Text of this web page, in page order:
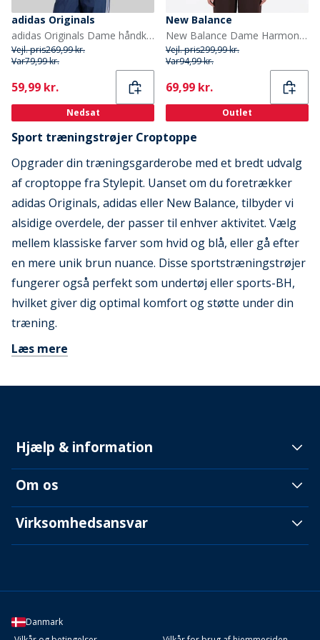
adidas Originals
adidas Originals Dame håndklæde halterneck top Cloud White
Vejl. pris269,99 kr.
Var79,99 kr.
Current
59,99 kr.
Nedsat
New Balance
New Balance Dame Harmony NB Dry Let Støtte BH Top Moonrock
Vejl. pris299,99 kr.
Var94,99 kr.
Current
69,99 kr.
Outlet
Sport træningstrøjer Croptoppe
Opgrader din træningsgarderobe med et bredt udvalg
af croptoppe fra Stylepit. Uanset om du foretrækker
adidas Originals, adidas eller New Balance, tilbyder vi
alsidige overdele, der passer til enhver aktivitet. Vælg
mellem klassiske farver som hvid og blå, eller gå efter
en mere unik brun nuance. Disse sportstræningstrøjer
fungerer også perfekt som undertøj eller sports-BH,
hvilket giver dig optimal komfort og støtte under din
træning.
Læs mere
Hjælp & information
Om os
Virksomhedsansvar
Danmark